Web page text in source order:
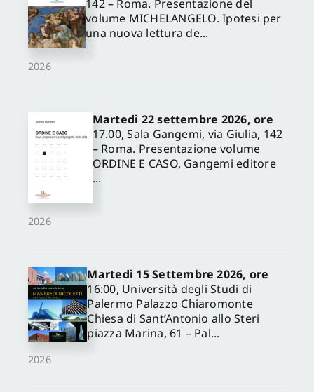
2026
142 – Roma. Presentazione del
volume MICHELANGELO. Ipotesi per
una nuova lettura de...
2026
Martedì 22 settembre 2026, ore
17.00, Sala Gangemi, via Giulia, 142
– Roma. Presentazione volume
ORDINE E CASO, Gangemi editore
...
2026
Martedì 15 Settembre 2026, ore
16:00, Università degli Studi di
Palermo Palazzo Chiaromonte
Chiesa di Sant’Antonio allo Steri
piazza Marina, 61 – Pal...